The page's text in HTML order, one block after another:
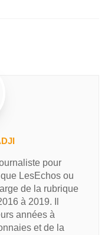
pour
LesEchos ou
de la rubrique
à 2019. Il
années à
et de la